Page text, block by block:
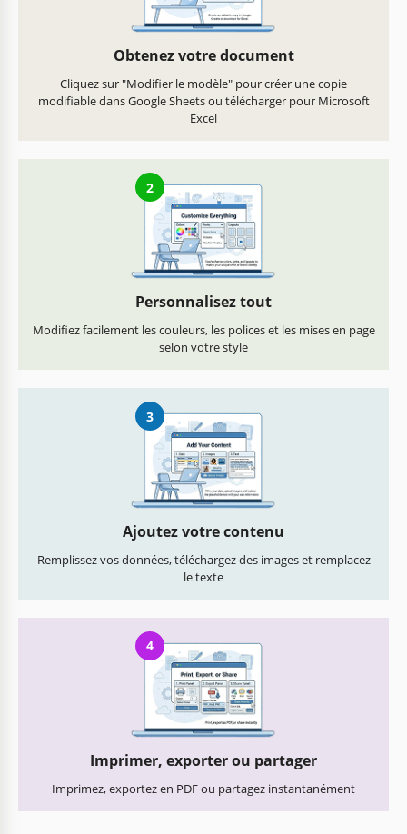
Obtenez votre document
Cliquez sur "Modifier le modèle" pour créer une copie
modifiable dans Google Sheets ou télécharger pour Microsoft
Excel
2
Personnalisez tout
Modifiez facilement les couleurs, les polices et les mises en page
selon votre style
3
Ajoutez votre contenu
Remplissez vos données, téléchargez des images et remplacez
le texte
4
Imprimer, exporter ou partager
Imprimez, exportez en PDF ou partagez instantanément